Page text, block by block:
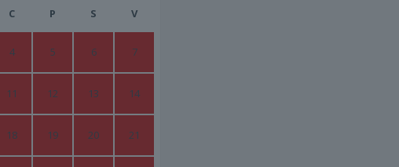
C P S V
4 5 6 7
11 12 13 14
18 19 20 21